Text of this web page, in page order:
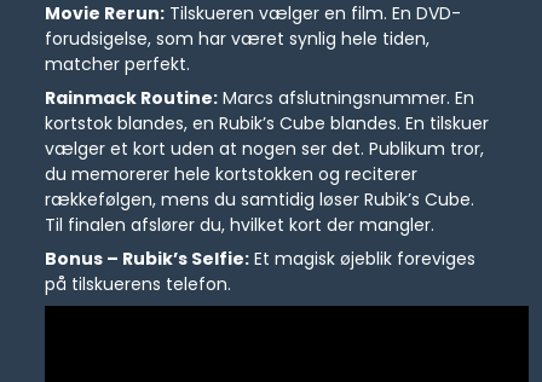
Movie Rerun: Tilskueren vælger en film. En DVD-
forudsigelse, som har været synlig hele tiden,
matcher perfekt.
Rainmack Routine: Marcs afslutningsnummer. En
kortstok blandes, en Rubik’s Cube blandes. En tilskuer
vælger et kort uden at nogen ser det. Publikum tror,
du memorerer hele kortstokken og reciterer
rækkefølgen, mens du samtidig løser Rubik’s Cube.
Til finalen afslører du, hvilket kort der mangler.
Bonus – Rubik’s Selfie: Et magisk øjeblik foreviges
på tilskuerens telefon.